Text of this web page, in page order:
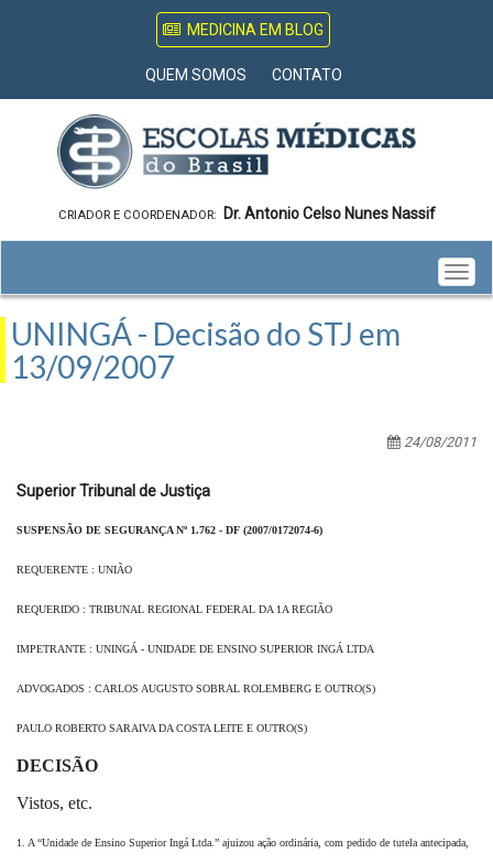
MEDICINA EM BLOG
QUEM SOMOS CONTATO
CRIADOR E COORDENADOR: Dr. Antonio Celso Nunes Nassif
UNINGÁ - Decisão do STJ em
13/09/2007
24/08/2011
Superior Tribunal de Justiça
SUSPENSÃO DE SEGURANÇA Nº 1.762 - DF (2007/0172074-6)
REQUERENTE : UNIÃO
REQUERIDO : TRIBUNAL REGIONAL FEDERAL DA 1A REGIÃO
IMPETRANTE : UNINGÁ - UNIDADE DE ENSINO SUPERIOR INGÁ LTDA
ADVOGADOS : CARLOS AUGUSTO SOBRAL ROLEMBERG E OUTRO(S)
PAULO ROBERTO SARAIVA DA COSTA LEITE E OUTRO(S)
DECISÃO
Vistos, etc.
1. A “Unidade de Ensino Superior Ingá Ltda.” ajuizou ação ordinária, com pedido de tutela antecipada,